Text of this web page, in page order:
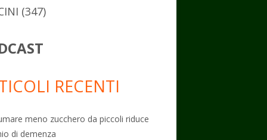
(347)
RECENTI
meno zucchero da piccoli riduce
di demenza